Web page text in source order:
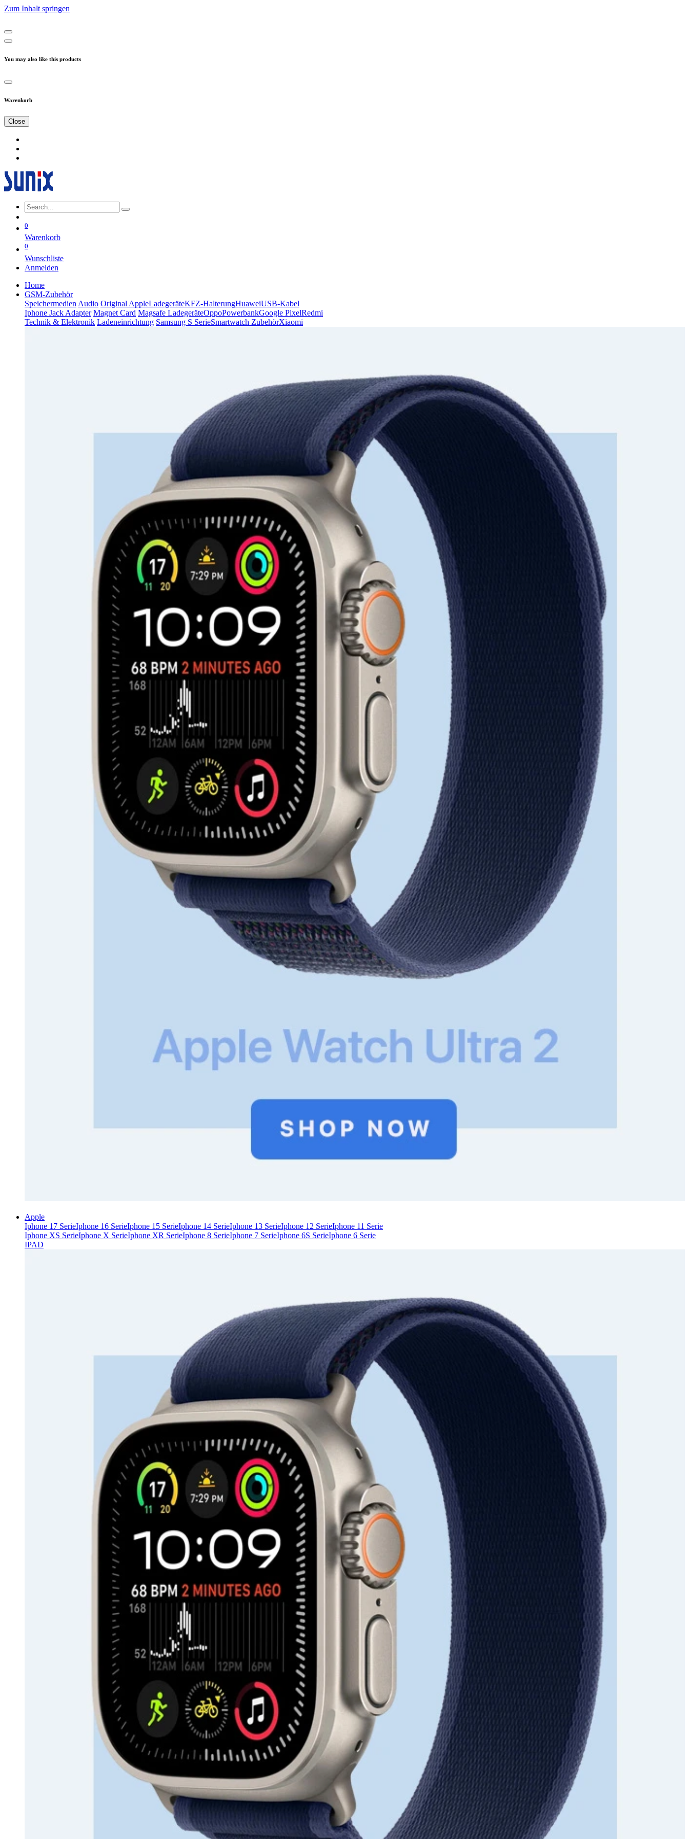
Zum Inhalt springen
You may also like this products
Warenkorb
Close
0
Warenkorb
0
Wunschliste
Anmelden
Home
GSM-Zubehör
Speichermedien Audio Original AppleLadegeräteKFZ-HalterungHuaweiUSB-Kabel
Iphone Jack Adapter Magnet Card Magsafe LadegeräteOppoPowerbankGoogle PixelRedmi
Technik & Elektronik Ladeneinrichtung Samsung S SerieSmartwatch ZubehörXiaomi
Apple
Iphone 17 SerieIphone 16 SerieIphone 15 SerieIphone 14 SerieIphone 13 SerieIphone 12 SerieIphone 11 Serie
Iphone XS SerieIphone X SerieIphone XR SerieIphone 8 SerieIphone 7 SerieIphone 6S SerieIphone 6 Serie
IPAD